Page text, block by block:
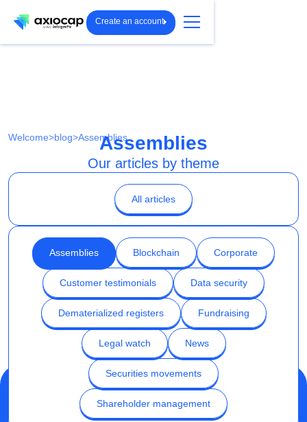
Create an account
Welcome>blog>Assemblies
Assemblies
Our articles by theme
All articles
Assemblies Blockchain Corporate
Customer testimonials Data security
Dematerialized registers Fundraising
Legal watch News
Securities movements
Shareholder management